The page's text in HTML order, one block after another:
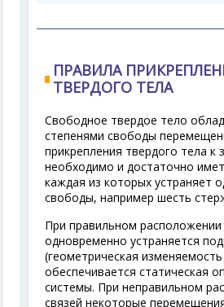
ПРАВИЛА
ТВЕРДОГО ТЕЛА
Свободное твердое тело
степенями свободы
прикрепления твердого тела к
необходимо и достаточно
каждая из которых устраняет
свободы, например шесть
При правильном расположении
одновременно устраняется
(геометрическая
обеспечивается статическая
системы. При неправильном
связей некоторые